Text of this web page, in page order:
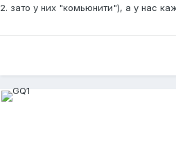
2. зато у них "комьюнити"), а у нас